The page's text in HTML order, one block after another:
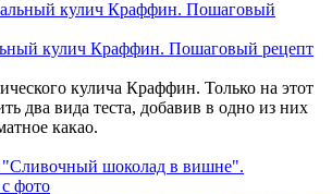
кулич Краффин. Пошаговый рецепт
кулича Краффин. Только на этот
два вида теста, добавив в одно из них
какао.